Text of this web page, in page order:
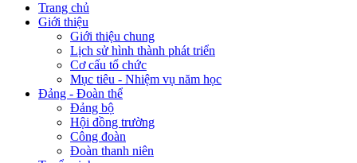
Trang chủ
Giới thiệu
Giới thiệu chung
Lịch sử hình thành phát triển
Cơ cấu tổ chức
Mục tiêu - Nhiệm vụ năm học
Đảng - Đoàn thể
Đảng bộ
Hội đồng trường
Công đoàn
Đoàn thanh niên